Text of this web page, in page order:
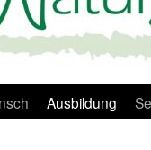
Ausbildung